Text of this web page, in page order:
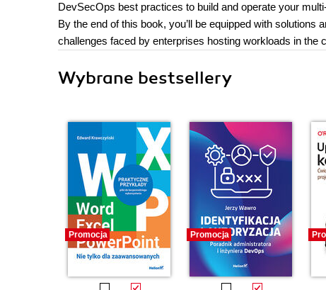
DevSecOps best practices to build and operate your
By the end of this book, you’ll be equipped with
challenges faced by enterprises hosting workloads in the
Wybrane bestsellery
Promocja Promocja